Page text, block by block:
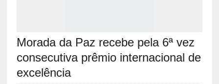
Morada da Paz recebe pela 6ª vez
consecutiva prêmio internacional de
excelência